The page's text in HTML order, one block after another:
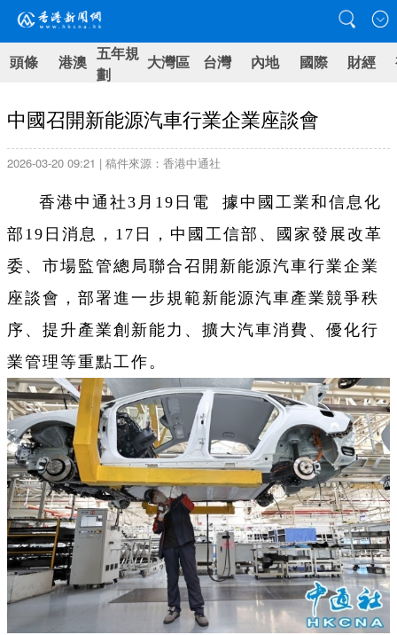
頭條 港澳 五年規
劃
大灣區 台灣 內地 國際 財經
中國召開新能源汽車行業企業座談會
2026-03-20 09:21 | 稿件來源：香港中通社
香港中通社3月19日電 據中國工業和信息化
部19日消息，17日，中國工信部、國家發展改革
委、市場監管總局聯合召開新能源汽車行業企業
座談會，部署進一步規範新能源汽車產業競爭秩
序、提升產業創新能力、擴大汽車消費、優化行
業管理等重點工作。